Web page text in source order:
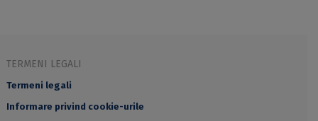
TERMENI LEGALI
Termeni legali
Informare privind cookie-urile